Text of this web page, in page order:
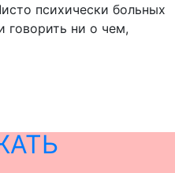
психически больных
говорить ни о чем,